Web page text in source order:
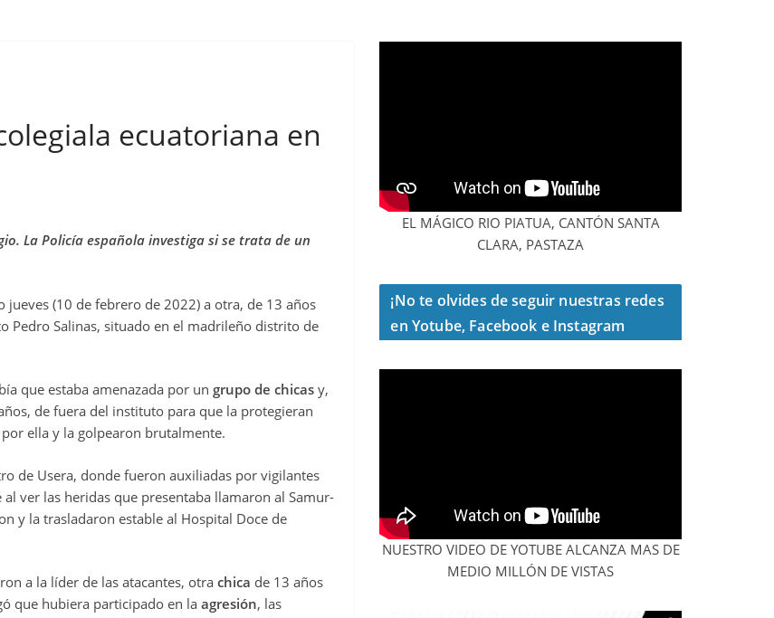
ecuatoriana en
La Policía española investiga si se trata de un
jueves (10 de febrero de 2022) a otra, de 13 años
Pedro Salinas, situado en el madrileño distrito de
que estaba amenazada por un grupo de chicas y,
de fuera del instituto para que la protegieran
ella y la golpearon brutalmente.
de Usera, donde fueron auxiliadas por vigilantes
ver las heridas que presentaba llamaron al Samur-
y la trasladaron estable al Hospital Doce de
a la líder de las atacantes, otra chica de 13 años
que hubiera participado en la agresión, las
EL MÁGICO RIO PIATUA, CANTÓN SANTA
CLARA, PASTAZA
¡No te olvides de seguir nuestras redes
en Yotube, Facebook e Instagram
NUESTRO VIDEO DE YOTUBE ALCANZA MAS DE
MEDIO MILLÓN DE VISTAS